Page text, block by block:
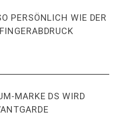
PERSÖNLICH WIE DER
MARKE DS WIRD